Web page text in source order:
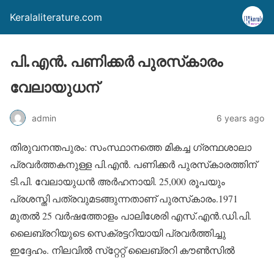
Keralaliterature.com
പി.എന്‍. പണിക്കര്‍ പുരസ്‌കാരം
വേലായുധന്
admin 6 years ago
തിരുവനന്തപുരം: സംസ്ഥാനത്തെ മികച്ച ഗ്രന്ഥശാലാ
പ്രവര്‍ത്തകനുള്ള പി.എന്‍. പണിക്കര്‍ പുരസ്‌കാരത്തിന്
ടി.പി. വേലായുധന്‍ അര്‍ഹനായി. 25,000 രൂപയും
പ്രശസ്തി പത്രവുമടങ്ങുന്നതാണ് പുരസ്‌കാരം.1971
മുതല്‍ 25 വര്‍ഷത്തോളം പാലിശേരി എസ്.എന്‍.ഡി.പി.
ലൈബ്രറിയുടെ സെക്രട്ടറിയായി പ്രവര്‍ത്തിച്ചു
ഇദ്ദേഹം. നിലവില്‍ സ്‌റ്റേറ്റ് ലൈബ്രറി കൗണ്‍സില്‍